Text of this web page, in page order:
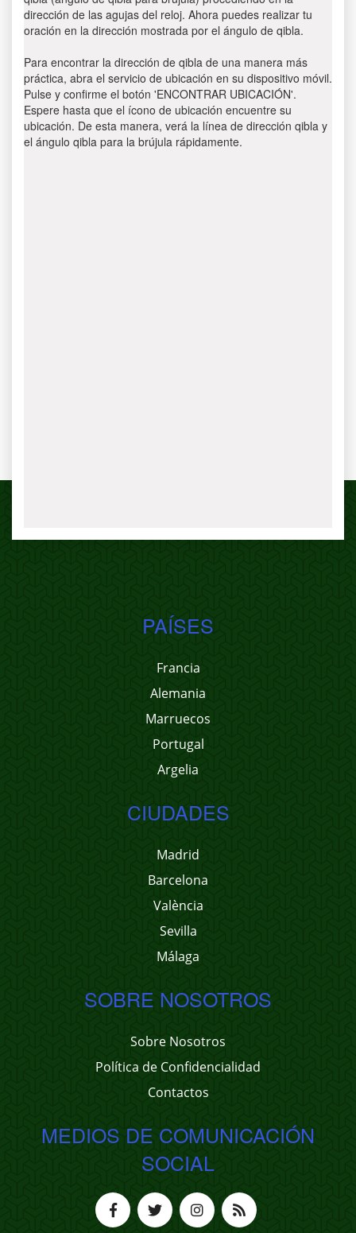
dirección de las agujas del reloj. Ahora puedes realizar tu
oración en la dirección mostrada por el ángulo de qibla.
Para encontrar la dirección de qibla de una manera más
práctica, abra el servicio de ubicación en su dispositivo móvil.
Pulse y confirme el botón 'ENCONTRAR UBICACIÓN'.
Espere hasta que el ícono de ubicación encuentre su
ubicación. De esta manera, verá la línea de dirección qibla y
el ángulo qibla para la brújula rápidamente.
PAÍSES
Francia
Alemania
Marruecos
Portugal
Argelia
CIUDADES
Madrid
Barcelona
València
Sevilla
Málaga
SOBRE NOSOTROS
Sobre Nosotros
Política de Confidencialidad
Contactos
MEDIOS DE COMUNICACIÓN
SOCIAL